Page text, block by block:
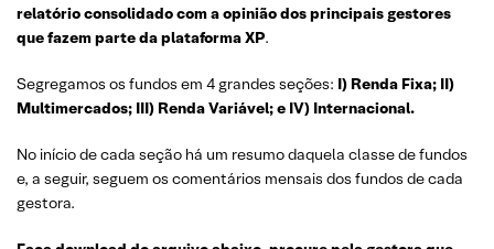
relatório consolidado com a opinião dos principais gestores
que fazem parte da plataforma XP.
Segregamos os fundos em 4 grandes seções: I) Renda Fixa; II)
Multimercados; III) Renda Variável; e IV) Internacional.
No início de cada seção há um resumo daquela classe de fundos
e, a seguir, seguem os comentários mensais dos fundos de cada
gestora.